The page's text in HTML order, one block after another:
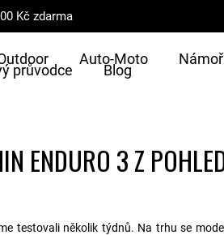
Kč zdarma
Auto-Moto
průvodce Blog
ENDURO 3 Z
testovali několik týdnů. Na trhu se